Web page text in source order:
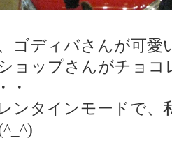
ゴディバさんが可愛
ョップさんがチョ
・
ンタインモードで、